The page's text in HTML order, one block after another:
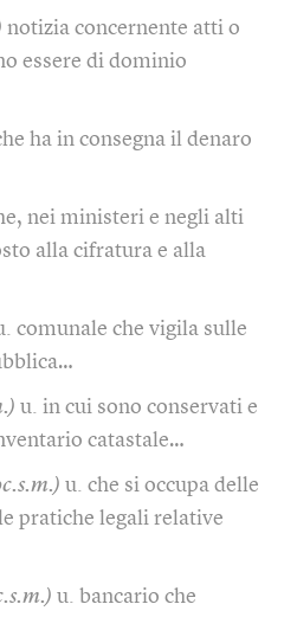
notizia concernente atti o
essere di dominio
ha in consegna il denaro
nei ministeri e negli alti
alla cifratura e alla
comunale che vigila sulle
u. in cui sono conservati e
catastale…
u. che si occupa delle
pratiche legali relative
u. bancario che